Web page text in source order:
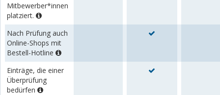
Mitbewerber*innen
platziert.
Nach Prüfung auch
Online-Shops mit
Bestell-Hotline
Einträge, die einer
Überprüfung
bedürfen